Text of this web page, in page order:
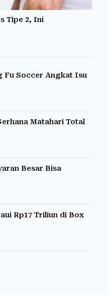
Tipe 2, Ini
Fu Soccer Angkat Isu
Matahari Total
Besar Bisa
Rp17 Triliun di Box